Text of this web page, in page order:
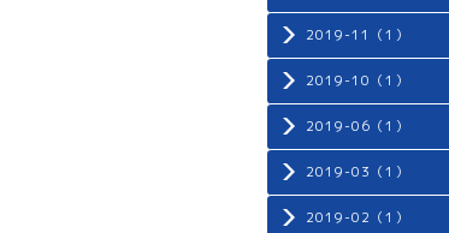
2019-11（1）
2019-10（1）
2019-06（1）
2019-03（1）
2019-02（1）